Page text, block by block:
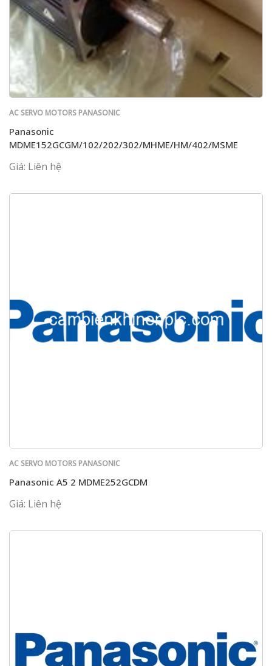
AC SERVO MOTORS PANASONIC
Panasonic
MDME152GCGM/102/202/302/MHME/HM/402/MSME
Giá: Liên hệ
AC SERVO MOTORS PANASONIC
Panasonic A5 2 MDME252GCDM
Giá: Liên hệ